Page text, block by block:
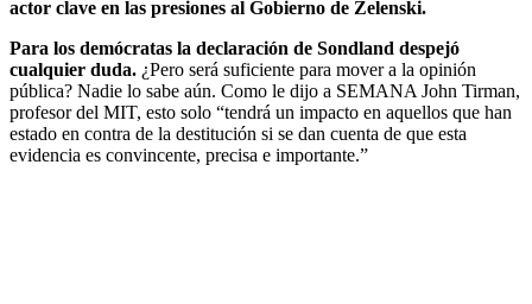
actor clave en las presiones al Gobierno de Zelenski.
Para los demócratas la declaración de Sondland despejó
cualquier duda. ¿Pero será suficiente para mover a la opinión
pública? Nadie lo sabe aún. Como le dijo a SEMANA John Tirman,
profesor del MIT, esto solo “tendrá un impacto en aquellos que han
estado en contra de la destitución si se dan cuenta de que esta
evidencia es convincente, precisa e importante.”